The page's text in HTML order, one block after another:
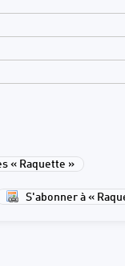
« Raquette »
S'abonner à «